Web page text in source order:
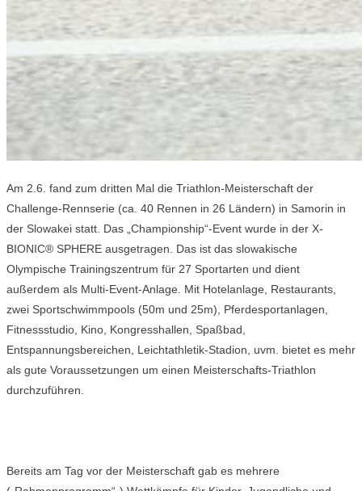
Am 2.6. fand zum dritten Mal die Triathlon-Meisterschaft der
Challenge-Rennserie (ca. 40 Rennen in 26 Ländern) in Samorin in
der Slowakei statt. Das „Championship“-Event wurde in der X-
BIONIC® SPHERE ausgetragen. Das ist das slowakische
Olympische Trainingszentrum für 27 Sportarten und dient
außerdem als Multi-Event-Anlage. Mit Hotelanlage, Restaurants,
zwei Sportschwimmpools (50m und 25m), Pferdesportanlagen,
Fitnessstudio, Kino, Kongresshallen, Spaßbad,
Entspannungsbereichen, Leichtathletik-Stadion, uvm. bietet es mehr
als gute Voraussetzungen um einen Meisterschafts-Triathlon
durchzuführen.
Bereits am Tag vor der Meisterschaft gab es mehrere